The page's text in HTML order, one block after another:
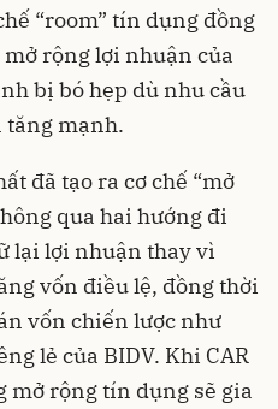
“room” tín dụng đồng
rộng lợi nhuận của
bị bó hẹp dù nhu cầu
tăng mạnh.
đã tạo ra cơ chế “mở
qua hai hướng đi
lại lợi nhuận thay vì
vốn điều lệ, đồng thời
vốn chiến lược như
lẻ của BIDV. Khi CAR
mở rộng tín dụng sẽ gia